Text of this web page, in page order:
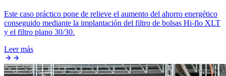
Este caso práctico pone de relieve el aumento del ahorro energético
conseguido mediante la implantación del filtro de bolsas Hi-flo XLT
y el filtro plano 30/30.
Leer más